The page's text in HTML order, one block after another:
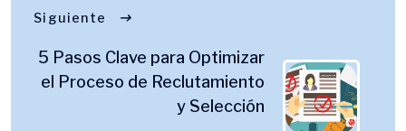
Siguiente
5 Pasos Clave para Optimizar
el Proceso de Reclutamiento
y Selección